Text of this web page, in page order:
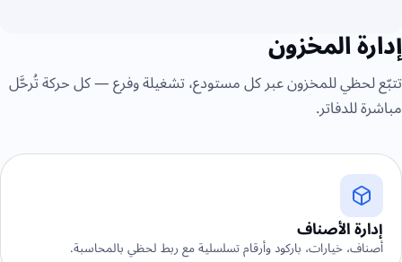
إدارة المخزون
تتبّع لحظي للمخزون عبر كل مستودع، تشغيلة وفرع — كل حركة تُرحَّل
مباشرة للدفاتر.
إدارة الأصناف
أصناف، خيارات، باركود وأرقام تسلسلية مع ربط لحظي بالمحاسبة.